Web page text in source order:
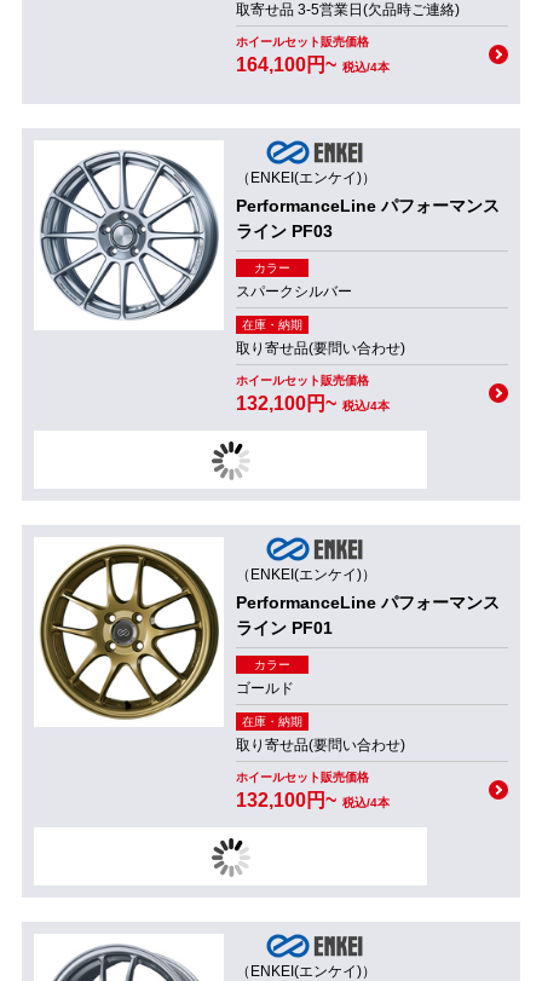
取寄せ品 3-5営業日(欠品時ご連絡)
ホイールセット販売価格
164,100円~ 税込/4本
（ENKEI(エンケイ)）
PerformanceLine パフォーマンス
ライン PF03
カラー
スパークシルバー
在庫・納期
取り寄せ品(要問い合わせ)
ホイールセット販売価格
132,100円~ 税込/4本
（ENKEI(エンケイ)）
PerformanceLine パフォーマンス
ライン PF01
カラー
ゴールド
在庫・納期
取り寄せ品(要問い合わせ)
ホイールセット販売価格
132,100円~ 税込/4本
（ENKEI(エンケイ)）